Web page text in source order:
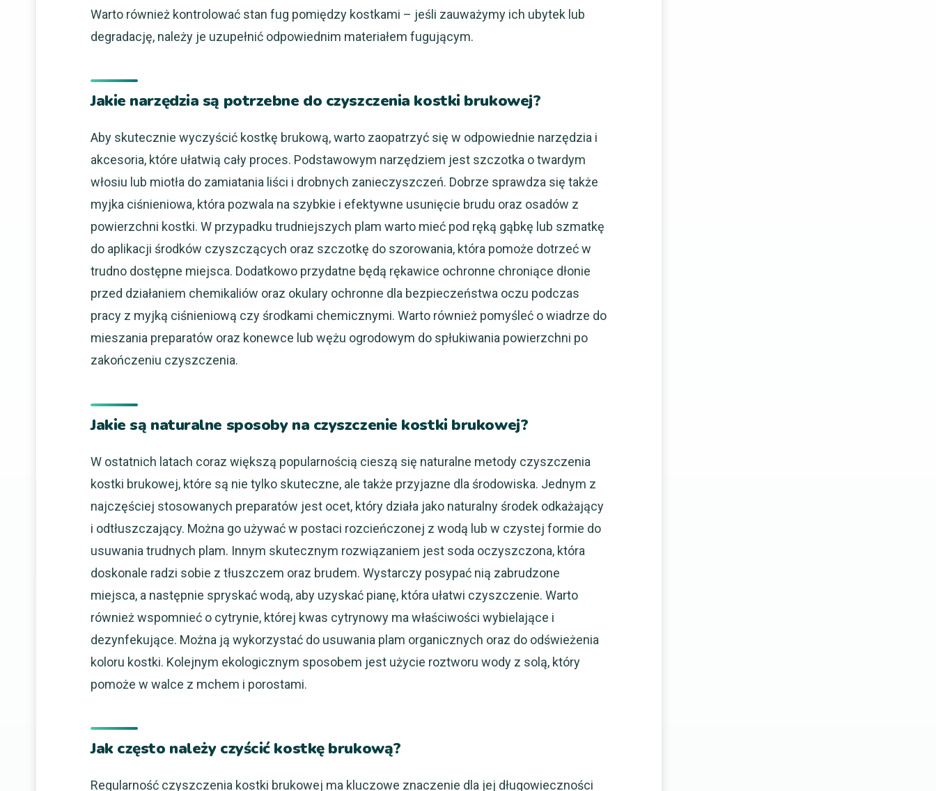
Warto również kontrolować stan fug pomiędzy kostkami – jeśli zauważymy ich ubytek lub
degradację, należy je uzupełnić odpowiednim materiałem fugującym.
Jakie narzędzia są potrzebne do czyszczenia kostki brukowej?
Aby skutecznie wyczyścić kostkę brukową, warto zaopatrzyć się w odpowiednie narzędzia i
akcesoria, które ułatwią cały proces. Podstawowym narzędziem jest szczotka o twardym
włosiu lub miotła do zamiatania liści i drobnych zanieczyszczeń. Dobrze sprawdza się także
myjka ciśnieniowa, która pozwala na szybkie i efektywne usunięcie brudu oraz osadów z
powierzchni kostki. W przypadku trudniejszych plam warto mieć pod ręką gąbkę lub szmatkę
do aplikacji środków czyszczących oraz szczotkę do szorowania, która pomoże dotrzeć w
trudno dostępne miejsca. Dodatkowo przydatne będą rękawice ochronne chroniące dłonie
przed działaniem chemikaliów oraz okulary ochronne dla bezpieczeństwa oczu podczas
pracy z myjką ciśnieniową czy środkami chemicznymi. Warto również pomyśleć o wiadrze do
mieszania preparatów oraz konewce lub wężu ogrodowym do spłukiwania powierzchni po
zakończeniu czyszczenia.
Jakie są naturalne sposoby na czyszczenie kostki brukowej?
W ostatnich latach coraz większą popularnością cieszą się naturalne metody czyszczenia
kostki brukowej, które są nie tylko skuteczne, ale także przyjazne dla środowiska. Jednym z
najczęściej stosowanych preparatów jest ocet, który działa jako naturalny środek odkażający
i odtłuszczający. Można go używać w postaci rozcieńczonej z wodą lub w czystej formie do
usuwania trudnych plam. Innym skutecznym rozwiązaniem jest soda oczyszczona, która
doskonale radzi sobie z tłuszczem oraz brudem. Wystarczy posypać nią zabrudzone
miejsca, a następnie spryskać wodą, aby uzyskać pianę, która ułatwi czyszczenie. Warto
również wspomnieć o cytrynie, której kwas cytrynowy ma właściwości wybielające i
dezynfekujące. Można ją wykorzystać do usuwania plam organicznych oraz do odświeżenia
koloru kostki. Kolejnym ekologicznym sposobem jest użycie roztworu wody z solą, który
pomoże w walce z mchem i porostami.
Jak często należy czyścić kostkę brukową?
Regularność czyszczenia kostki brukowej ma kluczowe znaczenie dla jej długowieczności